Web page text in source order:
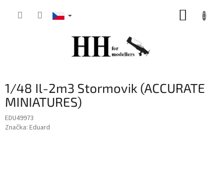
1/48 Il-2m3 Stormovik (ACCURATE
MINIATURES)
EDU49973
Značka: Eduard